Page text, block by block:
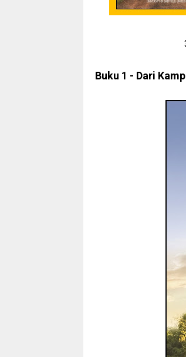
Buku 1 - Dari